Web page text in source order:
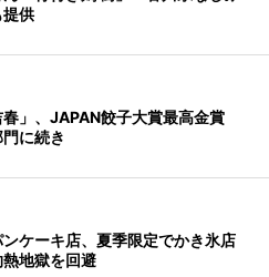
供
春」、JAPAN餃子大賞最高金賞
に続き
ケーキ店、夏季限定でかき氷店
地獄を回避